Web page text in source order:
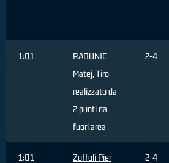
1:01
RADUNIC
Matej, Tiro
realizzato da
2 punti da
fuori area
2-4
1:01
Zoffoli Pier
2-4